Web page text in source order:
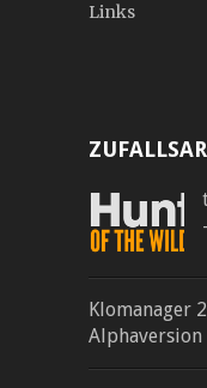
Links
Klomanager
Alphaversion